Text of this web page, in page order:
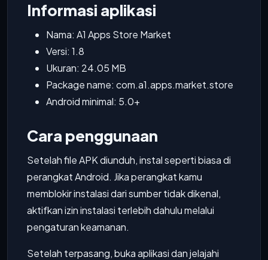
Informasi aplikasi
Nama: A1 Apps Store Market
Versi: 1.8
Ukuran: 24.05 MB
Package name: com.a1.apps.market.store
Android minimal: 5.0+
Cara penggunaan
Setelah file APK diunduh, instal seperti biasa di
perangkat Android. Jika perangkat kamu
memblokir instalasi dari sumber tidak dikenal,
aktifkan izin instalasi terlebih dahulu melalui
pengaturan keamanan.
Setelah terpasang, buka aplikasi dan jelajahi